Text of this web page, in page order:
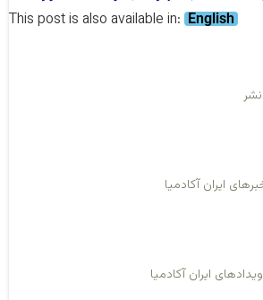
This post is also available in: English
ایران آکادمیا
ایران آکادمیا